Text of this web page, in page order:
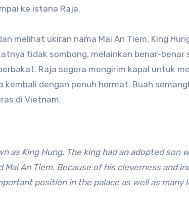
ke istana Raja.
melihat ukiran nama Mai An Tiem, King
tidak sombong, melainkan benar-benar
Raja segera mengirim kapal untuk
dengan penuh hormat. Buah
di Vietnam.
as King Hung. The king had an adopted son
An Tiem. Because of his cleverness and
position in the palace as well as many